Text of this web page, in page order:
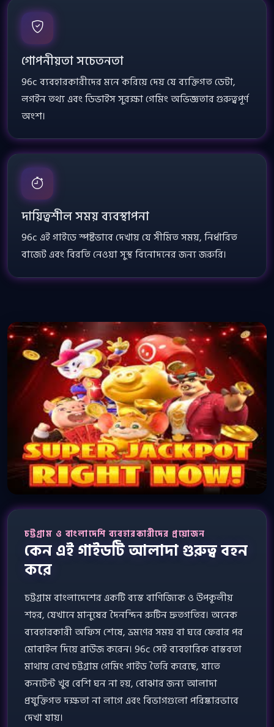
গোপনীয়তা সচেতনতা
96c ব্যবহারকারীদের মনে করিয়ে দেয় যে ব্যক্তিগত ডেটা,
লগইন তথ্য এবং ডিভাইস সুরক্ষা গেমিং অভিজ্ঞতার গুরুত্বপূর্ণ
অংশ।
দায়িত্বশীল সময় ব্যবস্থাপনা
96c এই গাইডে স্পষ্টভাবে দেখায় যে সীমিত সময়, নির্ধারিত
বাজেট এবং বিরতি নেওয়া সুস্থ বিনোদনের জন্য জরুরি।
চট্টগ্রাম ও বাংলাদেশি ব্যবহারকারীদের প্রয়োজন
কেন এই গাইডটি আলাদা গুরুত্ব বহন
করে
চট্টগ্রাম বাংলাদেশের একটি ব্যস্ত বাণিজ্যিক ও উপকূলীয়
শহর, যেখানে মানুষের দৈনন্দিন রুটিন দ্রুতগতির। অনেক
ব্যবহারকারী অফিস শেষে, ভ্রমণের সময় বা ঘরে ফেরার পর
মোবাইল দিয়ে ব্রাউজ করেন। 96c সেই ব্যবহারিক বাস্তবতা
মাথায় রেখে চট্টগ্রাম গেমিং গাইড তৈরি করেছে, যাতে
কনটেন্ট খুব বেশি ঘন না হয়, বোঝার জন্য আলাদা
প্রযুক্তিগত দক্ষতা না লাগে এবং বিভাগগুলো পরিষ্কারভাবে
দেখা যায়।